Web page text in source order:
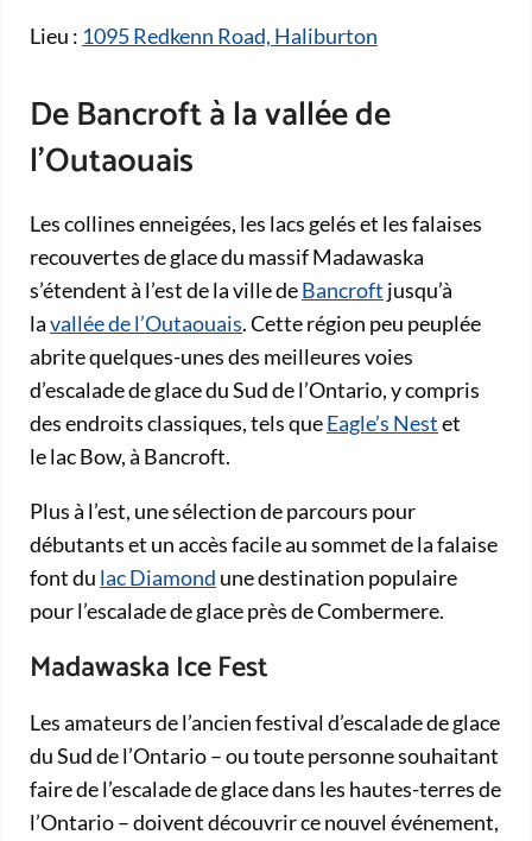
Lieu : 1095 Redkenn Road, Haliburton
De Bancroft à la vallée de
l’Outaouais
Les collines enneigées, les lacs gelés et les falaises
recouvertes de glace du massif Madawaska
s’étendent à l’est de la ville deBancroft jusqu’à
lavallée de l’Outaouais. Cette région peu peuplée
abrite quelques-unes des meilleures voies
d’escalade de glace du Sud de l’Ontario, y compris
des endroits classiques, tels queEagle’s Nestet
le lac Bow, à Bancroft.
Plus à l’est, une sélection de parcours pour
débutants et un accès facile au sommet de la falaise
font du lac Diamond une destination populaire
pour l’escalade de glace près de Combermere.
Madawaska Ice Fest
Les amateurs de l’ancien festival d’escalade de glace
du Sud de l’Ontario – ou toute personne souhaitant
faire de l’escalade de glace dans les hautes-terres de
l’Ontario – doivent découvrir ce nouvel événement,